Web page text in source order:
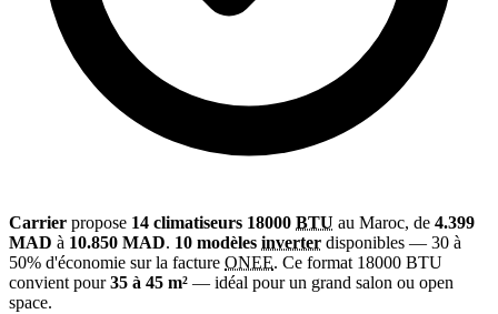
Carrier propose 14 climatiseurs 18000 BTU au Maroc, de 4.399
MAD à 10.850 MAD. 10 modèles inverter disponibles — 30 à
50% d'économie sur la facture ONEE. Ce format 18000 BTU
convient pour35 à 45 m² — idéal pour un grand salon ou open
space.